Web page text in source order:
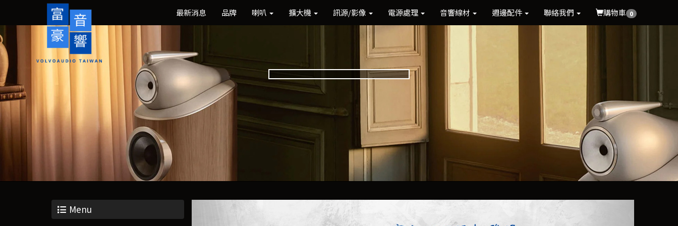
最新消息 品牌 喇叭 擴大機 訊源/影像 電源處理 音響線材 週邊配件 聯絡我們 購物車 0
Menu